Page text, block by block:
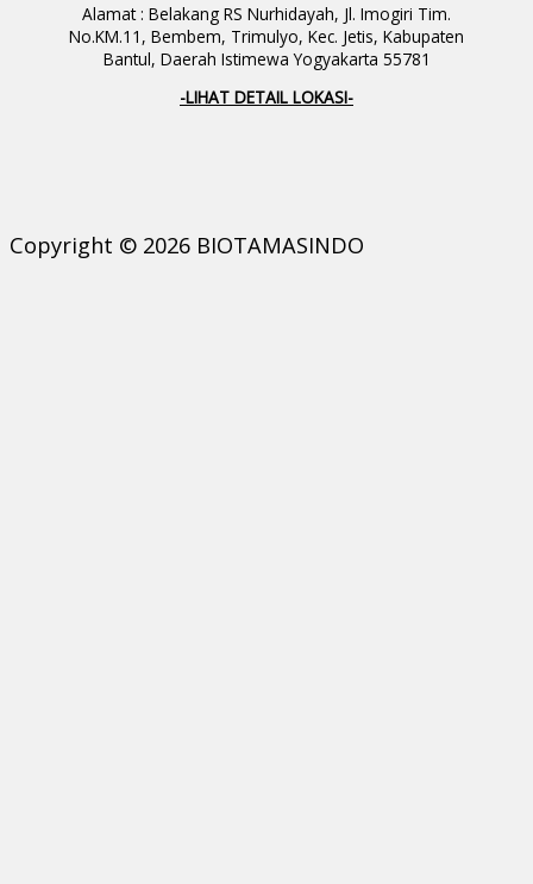
Alamat : Belakang RS Nurhidayah, Jl. Imogiri Tim.
No.KM.11, Bembem, Trimulyo, Kec. Jetis, Kabupaten
Bantul, Daerah Istimewa Yogyakarta 55781
-LIHAT DETAIL LOKASI-
Copyright © 2026 BIOTAMASINDO